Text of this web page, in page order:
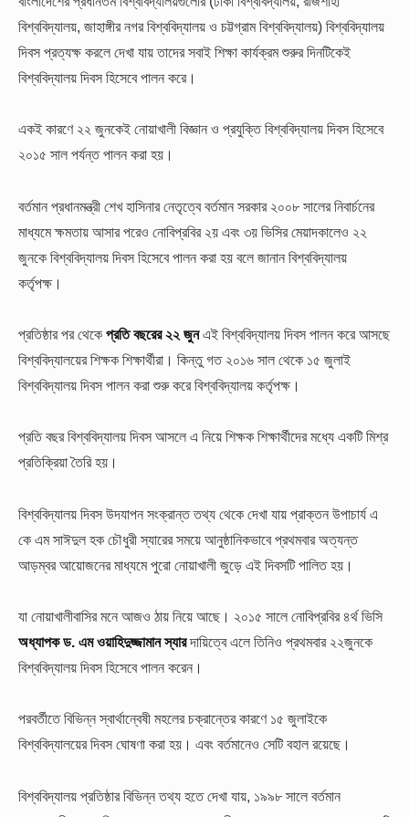
বিশ্ববিদ্যালয়, জাহাঙ্গীর নগর বিশ্ববিদ্যালয় ও চট্টগ্রাম বিশ্ববিদ্যালয়) বিশ্ববিদ্যালয়
দিবস প্রত্যক্ষ করলে দেখা যায় তাদের সবাই শিক্ষা কার্যক্রম শুরুর দিনটিকেই
বিশ্ববিদ্যালয় দিবস হিসেবে পালন করে।
একই কারণে ২২ জুনকেই নোয়াখালী বিজ্ঞান ও প্রযুক্তি বিশ্ববিদ্যালয় দিবস হিসেবে
২০১৫ সাল পর্যন্ত পালন করা হয়।
বর্তমান প্রধানমন্ত্রী শেখ হাসিনার নেতৃত্বে বর্তমান সরকার ২০০৮ সালের নিবার্চনের
মাধ্যমে ক্ষমতায় আসার পরেও নোবিপ্রবির ২য় এবং ৩য় ভিসির মেয়াদকালেও ২২
জুনকে বিশ্ববিদ্যালয় দিবস হিসেবে পালন করা হয় বলে জানান বিশ্ববিদ্যালয়
কর্তৃপক্ষ।
প্রতিষ্ঠার পর থেকে প্রতি বছরের ২২ জুনএই বিশ্ববিদ্যালয় দিবস পালন করে আসছে
বিশ্ববিদ্যালয়ের শিক্ষক শিক্ষার্থীরা। কিন্তু গত ২০১৬ সাল থেকে ১৫ জুলাই
বিশ্ববিদ্যালয় দিবস পালন করা শুরু করে বিশ্ববিদ্যালয় কর্তৃপক্ষ।
প্রতি বছর বিশ্ববিদ্যালয় দিবস আসলে এ নিয়ে শিক্ষক শিক্ষার্থীদের মধ্যে একটি মিশ্র
প্রতিক্রিয়া তৈরি হয়।
বিশ্ববিদ্যালয় দিবস উদযাপন সংক্রান্ত তথ্য থেকে দেখা যায় প্রাক্তন উপাচার্য এ
কে এম সাঈদুল হক চৌধুরী স্যারের সময়ে আনুষ্ঠানিকভাবে প্রথমবার অত্যন্ত
আড়ম্বর আয়োজনের মাধ্যমে পুরো নোয়াখালী জুড়ে এই দিবসটি পালিত হয়।
যা নোয়াখালীবাসির মনে আজও ঠায় নিয়ে আছে। ২০১৫ সালে নোবিপ্রবির ৪র্থ ভিসি
অধ্যাপক ড. এম ওয়াহিদুজ্জামান স্যারদায়িত্বে এলে তিনিও প্রথমবার ২২জুনকে
বিশ্ববিদ্যালয় দিবস হিসেবে পালন করেন।
পরবর্তীতে বিভিন্ন স্বার্থান্বেষী মহলের চক্রান্তের কারণে ১৫ জুলাইকে
বিশ্ববিদ্যালয়ের দিবস ঘোষণা করা হয়। এবং বর্তমানেও সেটি বহাল রয়েছে।
বিশ্ববিদ্যালয় প্রতিষ্ঠার বিভিন্ন তথ্য হতে দেখা যায়, ১৯৯৮ সালে বর্তমান